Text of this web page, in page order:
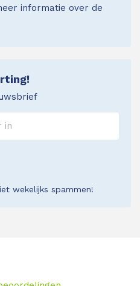
informatie over de
wekelijks spammen!